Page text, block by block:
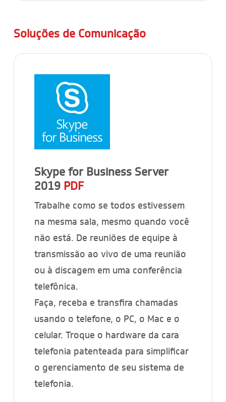
Soluções de Comunicação
Skype for Business Server
2019 PDF
Trabalhe como se todos estivessem
na mesma sala, mesmo quando você
não está. De reuniões de equipe à
transmissão ao vivo de uma reunião
ou à discagem em uma conferência
telefônica.
Faça, receba e transfira chamadas
usando o telefone, o PC, o Mac e o
celular. Troque o hardware da cara
telefonia patenteada para simplificar
o gerenciamento de seu sistema de
telefonia.